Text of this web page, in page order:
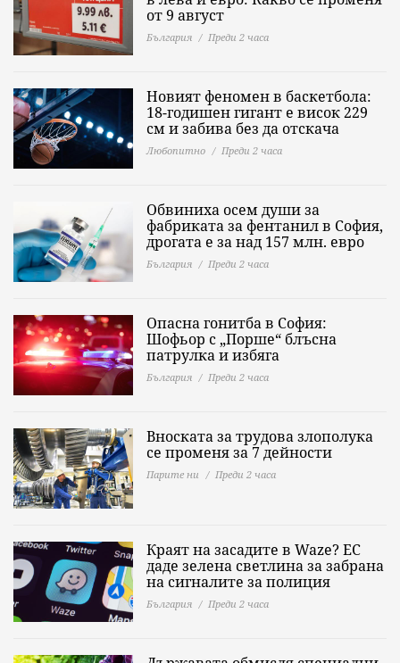
от 9 август
България Преди 2 часа
Новият феномен в баскетбола:
18-годишен гигант е висок 229
см и забива без да отскача
Любопитно Преди 2 часа
Обвиниха осем души за
фабриката за фентанил в София,
дрогата е за над 157 млн. евро
България Преди 2 часа
Опасна гонитба в София:
Шофьор с „Порше“ блъсна
патрулка и избяга
България Преди 2 часа
Вноската за трудова злополука
се променя за 7 дейности
Парите ни Преди 2 часа
Краят на засадите в Waze? ЕС
даде зелена светлина за забрана
на сигналите за полиция
България Преди 2 часа